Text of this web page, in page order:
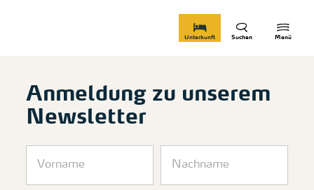
Menü
Suchen
Unterkunft
Anmeldung zu unserem
Newsletter